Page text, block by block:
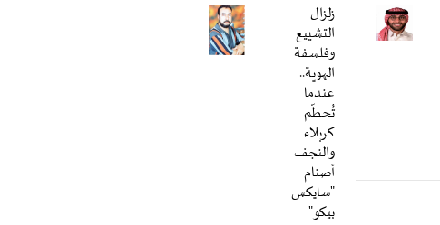
زلزال
التشييع
وفلسفة
الهوية..
عندما
تُحطّم
كربلاء
والنجف
أصنام
"سايكس
بيكو"